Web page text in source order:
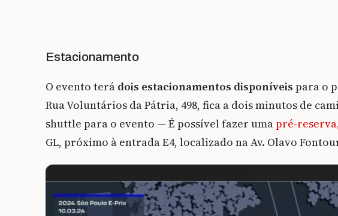
Estacionamento
O evento terá dois estacionamentos disponíveis para o
Rua Voluntários da Pátria, 498, fica a dois minutos de
shuttle para o evento — É possível fazer umapré-
GL, próximo à entrada E4, localizado na Av. Olavo